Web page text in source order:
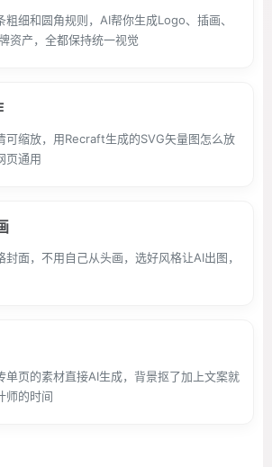
细和圆角规则，AI帮你生成Logo、插画、
资产，全都保持统一视觉
可缩放，用Recraft生成的SVG矢量图怎么放
页通用
面，不用自己从头画，选好风格让AI出图，
单页的素材直接AI生成，背景抠了加上文案就
师的时间